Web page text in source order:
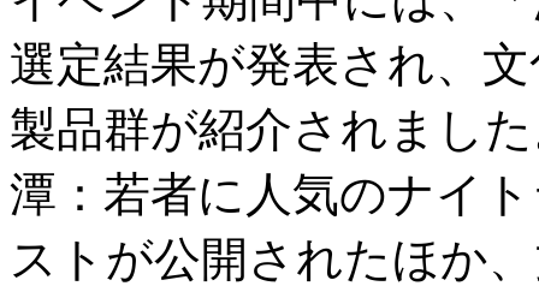
選定結果が発表され、
製品群が紹介されまし
潭：若者に人気のナイ
ストが公開されたほか